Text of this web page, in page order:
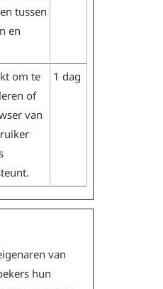
tussen
en
om te
of
van
1 dag
van
hun